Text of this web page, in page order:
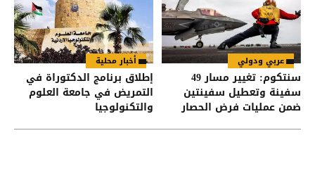
عربي ودولي
سنتكوم: تغيير مسار 49
سفينة وتعطيل سفينتين
ضمن عمليات فرض الحصار
أخبار محلية
إطلاق برنامج الدكتوراة في
التمريض في جامعة العلوم
والتكنولوجيا